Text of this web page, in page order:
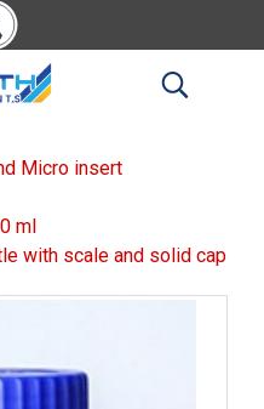
Micro insert
ml
with scale and solid cap